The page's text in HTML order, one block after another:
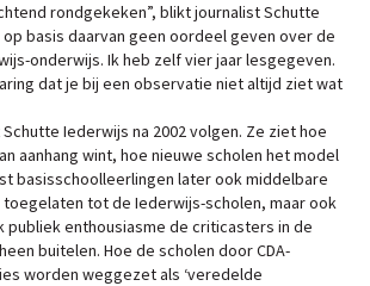
rondgekeken”, blikt journalist Schutte
op basis daarvan geen oordeel geven over de
onderwijs. Ik heb zelf vier jaar lesgegeven.
dat je bij een observatie niet altijd ziet wat
Iederwijs na 2002 volgen. Ze ziet hoe
aanhang wint, hoe nieuwe scholen het model
basisschoolleerlingen later ook middelbare
tot de Iederwijs-scholen, maar ook
publiek enthousiasme de criticasters in de
buitelen. Hoe de scholen door CDA-
worden weggezet als ‘veredelde